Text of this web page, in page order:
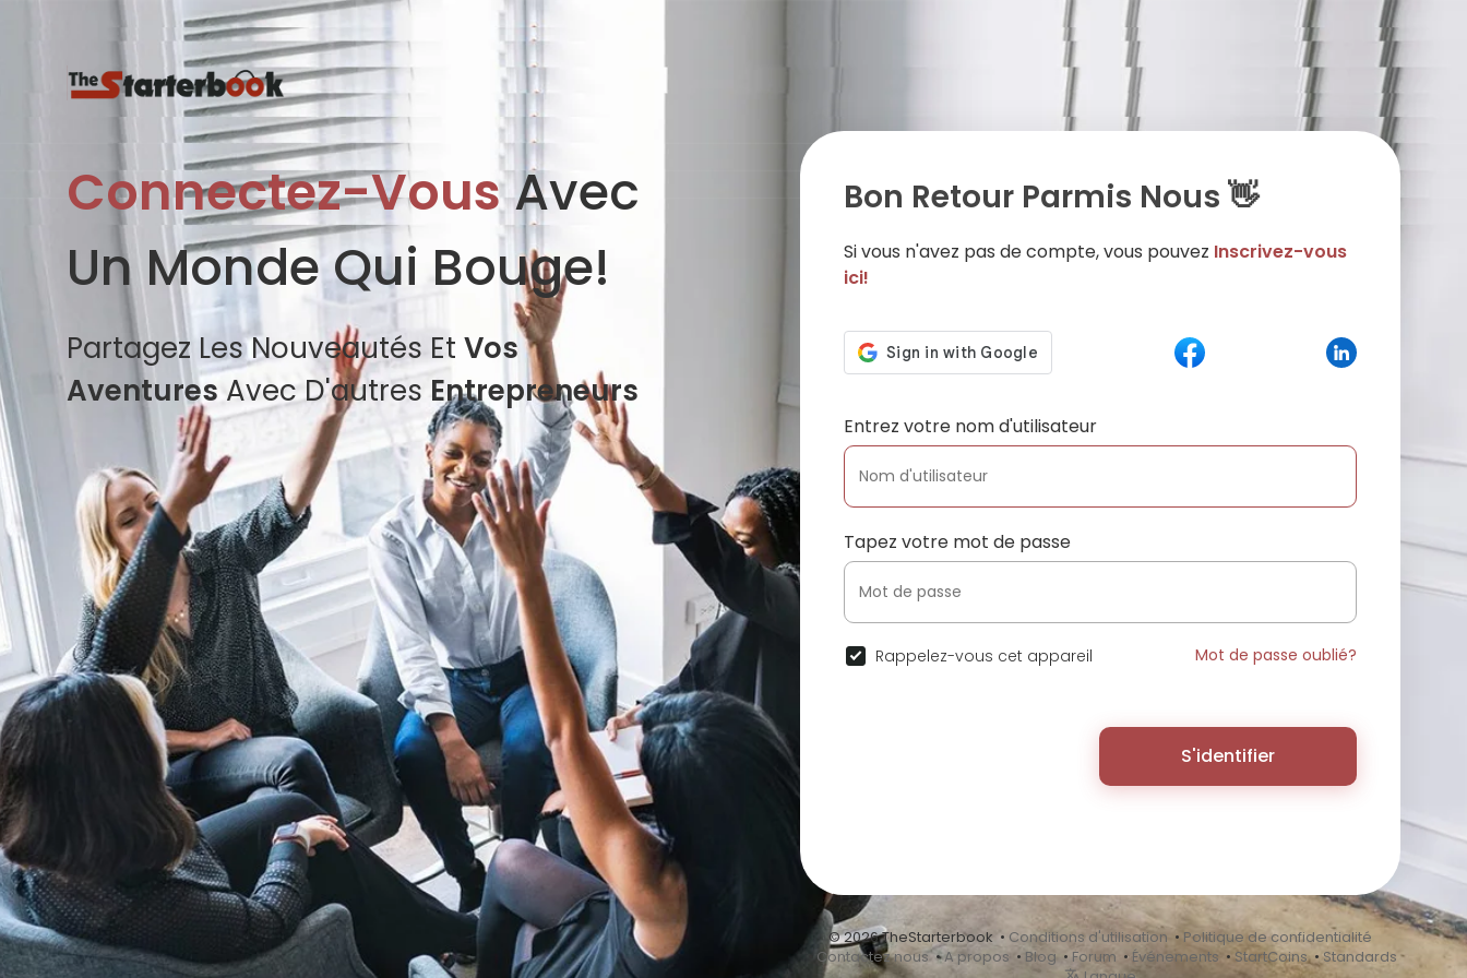
Connectez-VousAvec
Un Monde Qui Bouge!
Partagez Les Nouveautés Et Vos
Aventures Avec D'autres Entrepreneurs
Bon Retour Parmis Nous 👋
Si vous n'avez pas de compte, vous pouvez Inscrivez-vous
ici!
Entrez votre nom d'utilisateur
Tapez votre mot de passe
Rappelez-vous cet appareil Mot de passe oublié?
S'identifier
© 2026 TheStarterbook • Conditions d'utilisation • Politique de confidentialité
•Contactez nous•A propos•Blog • Forum • Événements • StartCoins•Standards